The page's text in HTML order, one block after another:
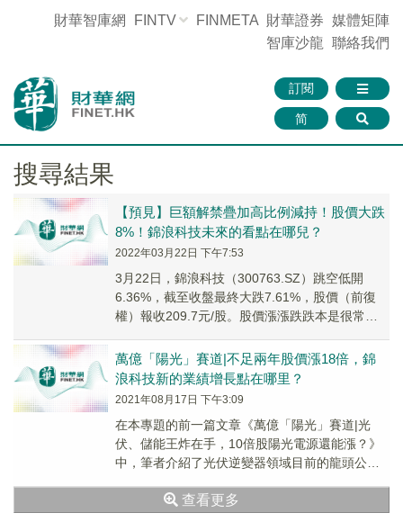
財華智庫網 FINTV FINMETA 財華證券 媒體矩陣
智庫沙龍 聯絡我們
訂閱
简
搜尋結果
【預見】巨額解禁疊加高比例減持！股價大跌
8%！錦浪科技未來的看點在哪兒？
2022年03月22日 下午7:53
3月22日，錦浪科技（300763.SZ）跳空低開
6.36%，截至收盤最終大跌7.61%，股價（前復
權）報收209.7元/股。股價漲漲跌跌本是很常見
息的刺激。
萬億「陽光」賽道|不足兩年股價漲18倍，錦
浪科技新的業績增長點在哪里？
2021年08月17日 下午3:09
在本專題的前一篇文章《萬億「陽光」賽道|光
伏、儲能王炸在手，10倍股陽光電源還能漲？》
中，筆者介紹了光伏逆變器領域目前的龍頭公司
（300274.SZ）...
查看更多